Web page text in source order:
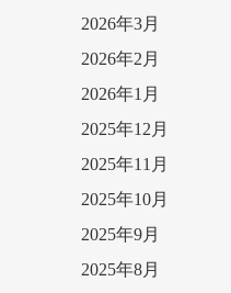
2026年3月
2026年2月
2026年1月
2025年12月
2025年11月
2025年10月
2025年9月
2025年8月